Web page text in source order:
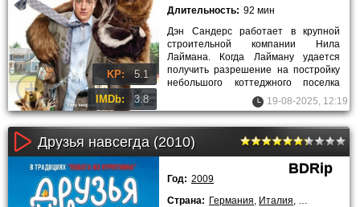
KP: 5.1
IMDb: 3.8
Длительность: 92 мин
Дэн Сандерс работает в крупной
строительной компании Нила
Лаймана. Когда Лайману удается
получить разрешение на постройку
небольшого коттеджного поселка
Рокки Спрингс в густых лесах19-08-2025, 12:19
Друзья навсегда (2010)
BDRip
Год: 2009
Страна: Германия Италия